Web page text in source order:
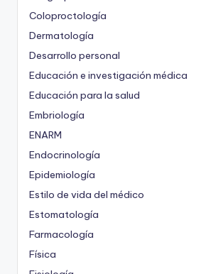
Coloproctología
Dermatología
Desarrollo personal
Educación e investigación médica
Educación para la salud
Embriología
ENARM
Endocrinología
Epidemiología
Estilo de vida del médico
Estomatología
Farmacología
Física